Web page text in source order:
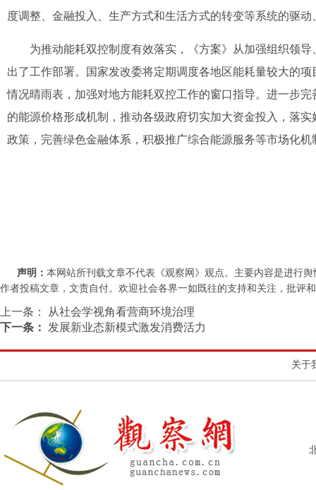
度调整、金融投入、生产方式和生活方式的转变等系统的驱动
为推动能耗双控制度有效落实，《方案》从加强组织领导
出了工作部署。国家发改委将定期调度各地区能耗量较大的
情况晴雨表，加强对地方能耗双控工作的窗口指导。进一步
的能源价格形成机制，推动各级政府切实加大资金投入，落
政策，完善绿色金融体系，积极推广综合能源服务等市场化
声明： 本网站所刊载文章不代表《观察网》观点。主要内容是进行
作者投稿文章，文责自付。欢迎社会各界一如既往的支持和关注，批评和
上一条：
从社会学视角看营商环境治理
下一条：
发展新业态新模式激发消费活力
关于